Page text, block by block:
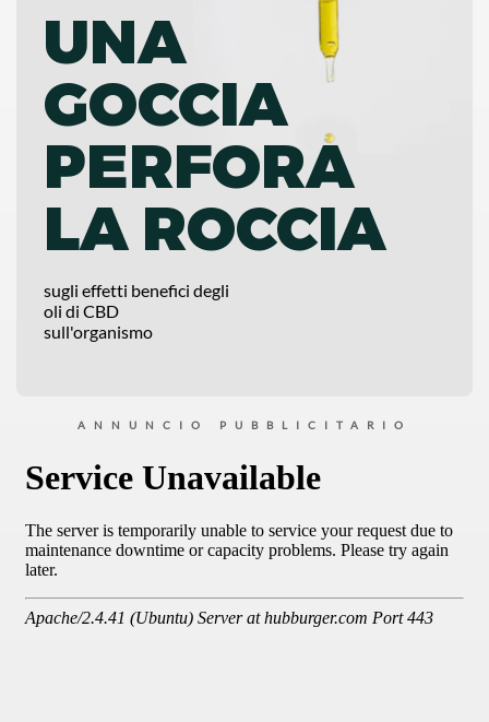
UNA
GOCCIA
PERFORA
LA ROCCIA
sugli effetti benefici degli
oli di CBD
sull'organismo
ANNUNCIO PUBBLICITARIO